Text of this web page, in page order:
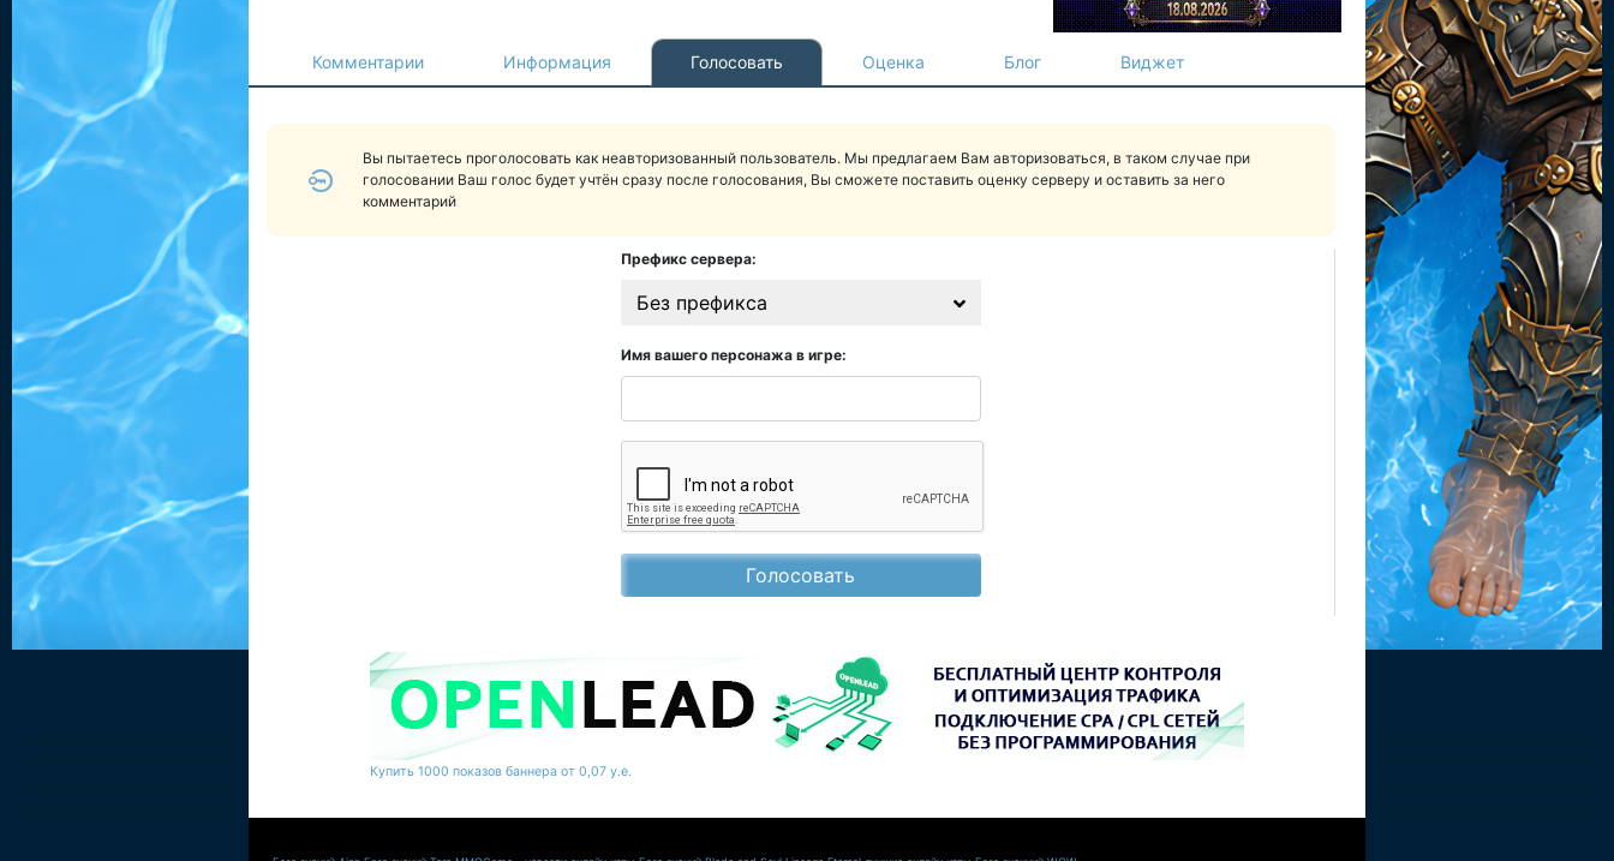
Комментарии Информация Голосовать Оценка Блог Виджет
Вы пытаетесь проголосовать как неавторизованный пользователь. Мы предлагаем Вам авторизоваться, в таком случае при
голосовании Ваш голос будет учтён сразу после голосования, Вы сможете поставить оценку серверу и оставить за него
комментарий
Префикс сервера:
Без префикса
Имя вашего персонажа в игре:
Голосовать
Купить 1000 показов баннера от 0,07 у.е.